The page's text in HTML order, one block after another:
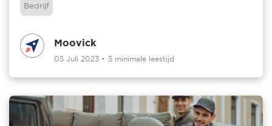
Bedrijf
Moovick
05 Juli 2023 • 5 minimale leestijd